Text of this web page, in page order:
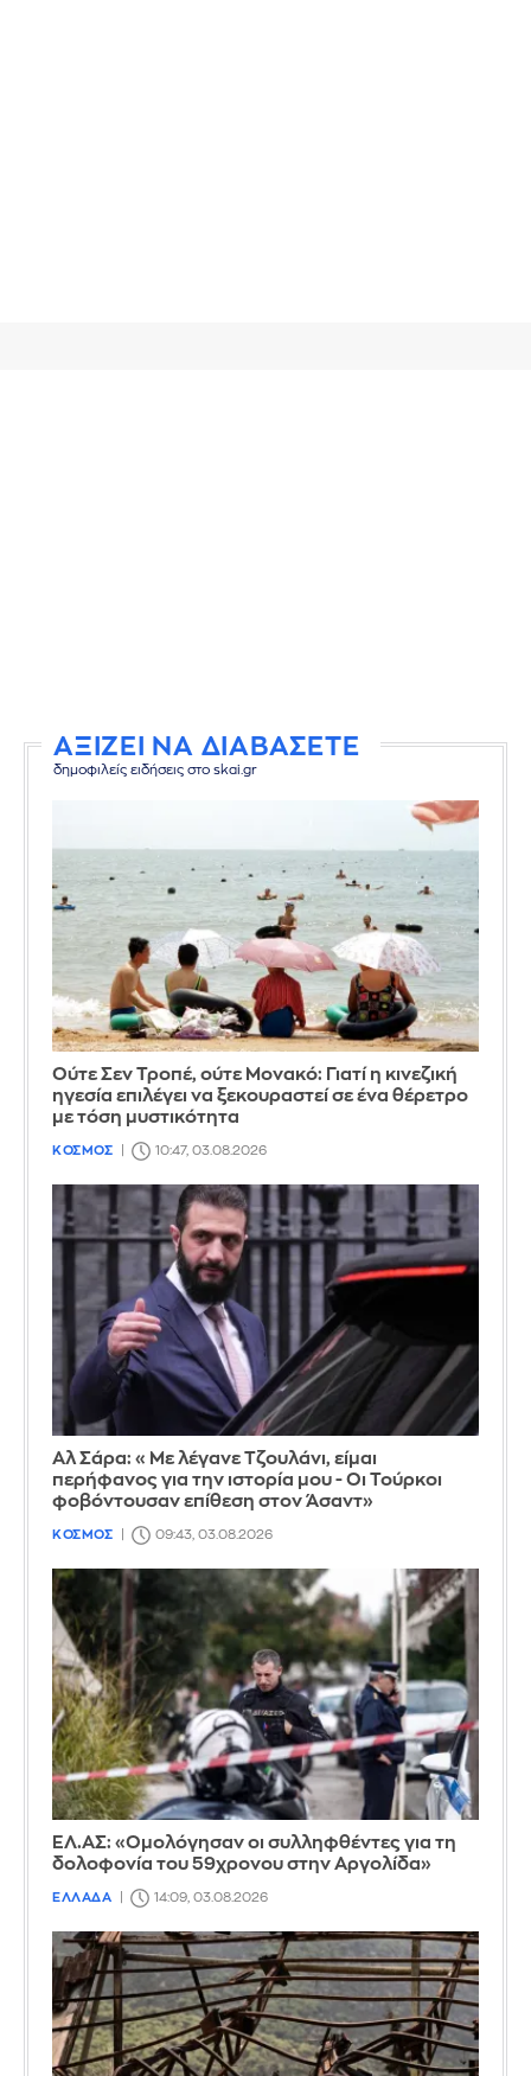
ΑΞΙΖΕΙ ΝΑ ΔΙΑΒΑΣΕΤΕ
δημοφιλείς ειδήσεις στο skai.gr
Ούτε Σεν Τροπέ, ούτε Μονακό: Γιατί η κινεζική
ηγεσία επιλέγει να ξεκουραστεί σε ένα θέρετρο
με τόση μυστικότητα
ΚΟΣΜΟΣ 10:47, 03.08.2026
Αλ Σάρα: «Με λέγανε Τζουλάνι, είμαι
περήφανος για την ιστορία μου - Οι Τούρκοι
φοβόντουσαν επίθεση στον Άσαντ»
ΚΟΣΜΟΣ 09:43, 03.08.2026
ΕΛ.ΑΣ: «Ομολόγησαν οι συλληφθέντες για τη
δολοφονία του 59χρονου στην Αργολίδα»
ΕΛΛΑΔΑ 14:09, 03.08.2026